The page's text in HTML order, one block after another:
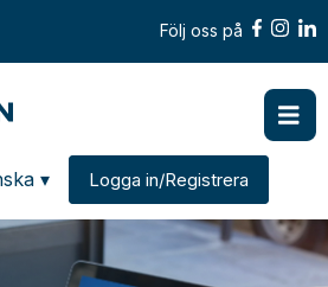
Följ oss på
Change country
▾ Logga in/Registrera